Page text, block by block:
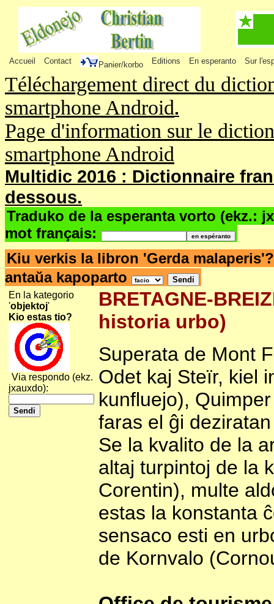
Accueil Contact Panier/korbo Editions En esperanto Sur
Téléchargement direct du
smartphone Android.
Page d'information sur le
smartphone Android
Multidic 2016 : Dictionnaire
dessous.
Traduko de la esperanta vorto (ekz.:
mot français:
Kiu verkis la libron 'Gerda
antaŭa kapoparto
En la kategorio
'objektoj'
Kio estas tio?
Via respondo (ekz.
jxauxdo):
BRETAGNE-
historia urbo)
Superata de Mont
Odet kaj Steïr, kiel
kunfluejo),
faras el ĝi
Se la kvalito de la
altaj turpintoj de la
Corentin), multe
estas la konstanta
sensaco esti en
de Kornvalo